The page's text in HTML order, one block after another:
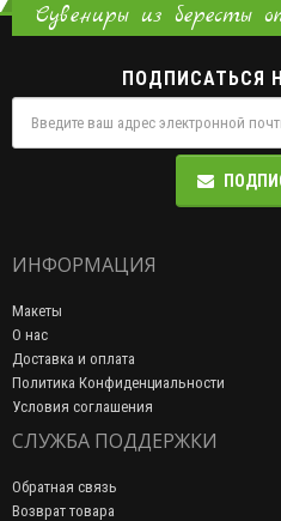
Сувениры из бересты
ПОДПИСАТЬСЯ
ИНФОРМАЦИЯ
Макеты
О нас
Доставка и оплата
Политика Конфиденциальности
Условия соглашения
СЛУЖБА ПОДДЕРЖКИ
Обратная связь
Возврат товара